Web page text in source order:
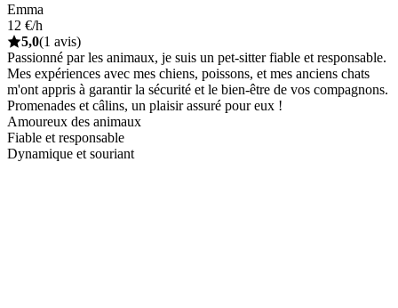
Emma
12 €/h
5,0(1 avis)
Passionné par les animaux, je suis un pet-sitter fiable et responsable.
Mes expériences avec mes chiens, poissons, et mes anciens chats
m'ont appris à garantir la sécurité et le bien-être de vos compagnons.
Promenades et câlins, un plaisir assuré pour eux !
Amoureux des animaux
Fiable et responsable
Dynamique et souriant